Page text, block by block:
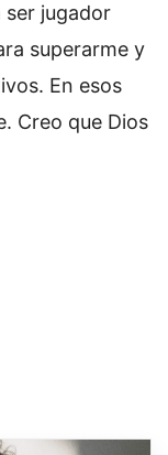
ser jugador
superarme y
En esos
Creo que Dios